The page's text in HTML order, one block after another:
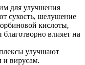
для улучшения
сухость, шелушение
кислоты,
благотворно влияет на
улучшают
и вирусам.